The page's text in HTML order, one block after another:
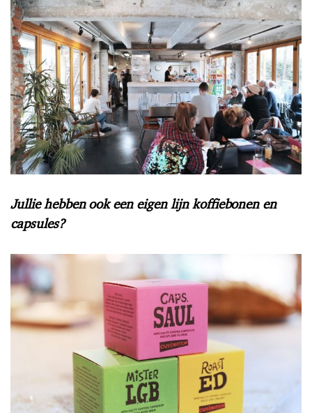
Jullie hebben ook een eigen lijn koffiebonen en
capsules?